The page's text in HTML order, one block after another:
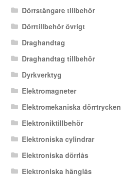
Dörrstängare tillbehör
Dörrtillbehör övrigt
Draghandtag
Draghandtag tillbehör
Dyrkverktyg
Elektromagneter
Elektromekaniska dörrtrycken
Elektroniktillbehör
Elektroniska cylindrar
Elektroniska dörrlås
Elektroniska hänglås